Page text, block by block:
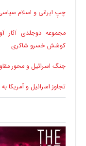
چپِ ایرانی و اسلام
مجموعه دوجلدی آثار
کوشش خسرو شاکری
جنگ اسرائیل و محور
تجاوز اسرائیل و آمریکا